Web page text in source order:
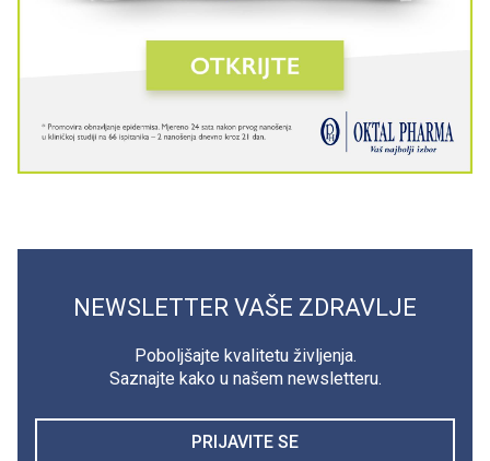
NEWSLETTER VAŠE ZDRAVLJE
Poboljšajte kvalitetu življenja.
Saznajte kako u našem newsletteru.
PRIJAVITE SE